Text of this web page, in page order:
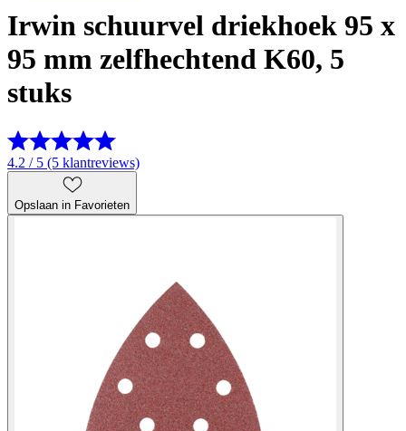
Irwin schuurvel driekhoek 95 x
95 mm zelfhechtend K60, 5
stuks
4.2 / 5 (5 klantreviews)
Opslaan in Favorieten